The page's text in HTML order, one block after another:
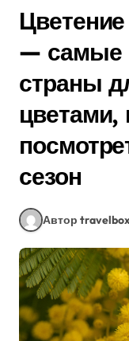
— самые
страны
цветами,
сезон
Автор